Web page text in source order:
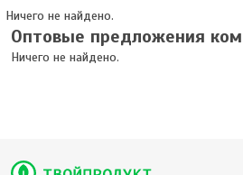
Ничего не найдено.
Оптовые предложения
Ничего не найдено.